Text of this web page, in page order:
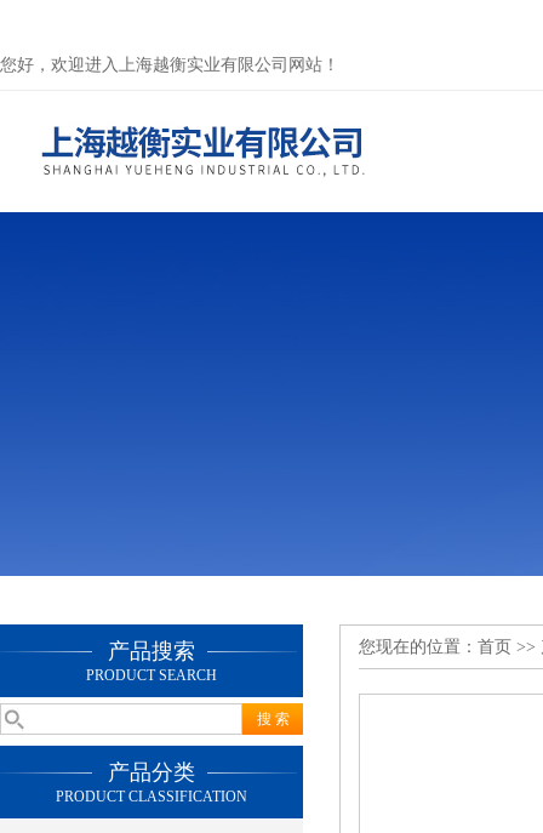
您好，欢迎进入上海越衡实业有限公司网站！
产品搜索
PRODUCT SEARCH
产品分类
PRODUCT CLASSIFICATION
您现在的位置： 首页 >>